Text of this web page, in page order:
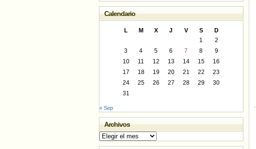
Calendario
L M X J V S
D
1
2
3
4 5 6 7 8
9
10
11 12 13 14 15
16
17
18 19 20 21 22
23
24
25 26 27 28 29
30
31
« Sep
Archivos
Archivos